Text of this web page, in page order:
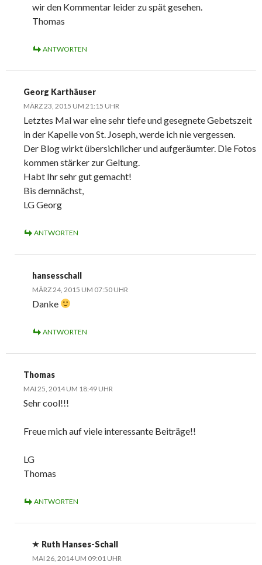
wir den Kommentar leider zu spät gesehen.
Thomas
ANTWORTEN
Georg Karthäuser
MÄRZ 23, 2015 UM 21:15 UHR
Letztes Mal war eine sehr tiefe und gesegnete Gebetszeit
in der Kapelle von St. Joseph, werde ich nie vergessen.
Der Blog wirkt übersichlicher und aufgeräumter. Die Fotos
kommen stärker zur Geltung.
Habt Ihr sehr gut gemacht!
Bis demnächst,
LG Georg
ANTWORTEN
hansesschall
MÄRZ 24, 2015 UM 07:50 UHR
Danke
ANTWORTEN
Thomas
MAI 25, 2014 UM 18:49 UHR
Sehr cool!!!
Freue mich auf viele interessante Beiträge!!
LG
Thomas
ANTWORTEN
Ruth Hanses-Schall
MAI 26, 2014 UM 09:01 UHR